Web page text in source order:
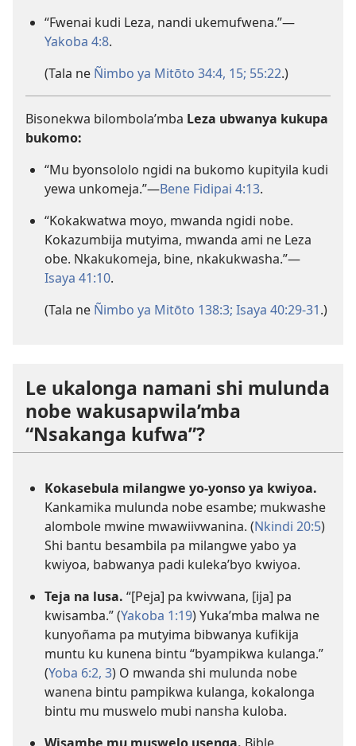
“Fwenai kudi Leza, nandi ukemufwena.”—
Yakoba 4:8.
(Tala ne Ñimbo ya Mitōto 34:4, 15; 55:22.)
Bisonekwa bilombola’mba Leza ubwanya kukupa
bukomo:
“Mu byonsololo ngidi na bukomo kupityila kudi
yewa unkomeja.”—Bene Fidipai 4:13.
“Kokakwatwa moyo, mwanda ngidi nobe.
Kokazumbija mutyima, mwanda ami ne Leza
obe. Nkakukomeja, bine, nkakukwasha.”—
Isaya 41:10.
(Tala ne Ñimbo ya Mitōto 138:3; Isaya 40:29-31.)
Le ukalonga namani shi mulunda
nobe wakusapwila’mba
“Nsakanga kufwa”?
Kokasebula milangwe yo-yonso ya kwiyoa.
Kankamika mulunda nobe esambe; mukwashe
alombole mwine mwawiivwanina. (Nkindi 20:5)
Shi bantu besambila pa milangwe yabo ya
kwiyoa, babwanya padi kuleka’byo kwiyoa.
Teja na lusa. “[Peja] pa kwivwana, [ija] pa
kwisamba.” (Yakoba 1:19) Yuka’mba malwa ne
kunyoñama pa mutyima bibwanya kufikija
muntu ku kunena bintu “byampikwa kulanga.”
(Yoba 6:2, 3) O mwanda shi mulunda nobe
wanena bintu pampikwa kulanga, kokalonga
bintu mu muswelo mubi nansha kuloba.